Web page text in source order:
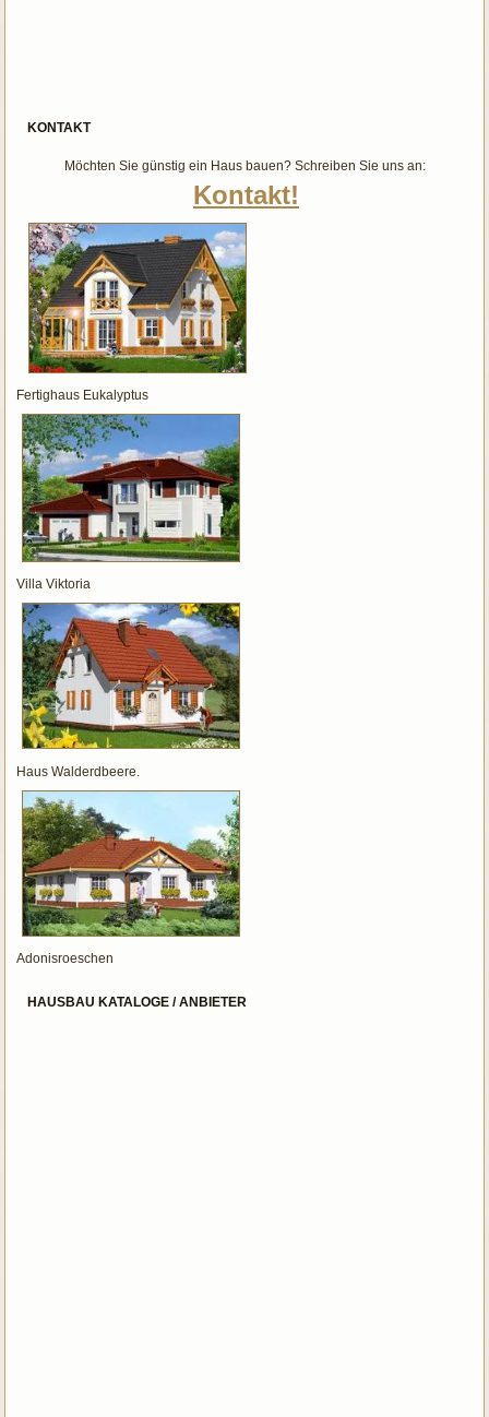
KONTAKT
Möchten Sie günstig ein Haus bauen? Schreiben Sie uns an:
Kontakt!
Fertighaus Eukalyptus
Villa Viktoria
Haus Walderdbeere.
Adonisroeschen
HAUSBAU KATALOGE / ANBIETER